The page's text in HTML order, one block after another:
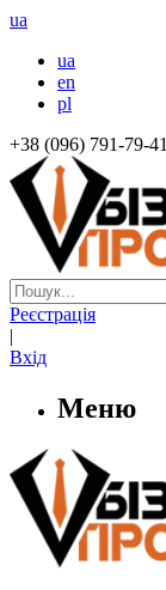
ua
ua
en
pl
+38 (096) 791-79-41
Реєстрація
|
Вхід
Меню